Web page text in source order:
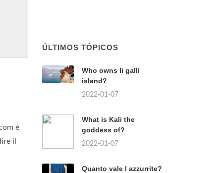
è
il
ÚLTIMOS TÓPICOS
Who owns li galli
island?
2022-01-07
What is Kali the
goddess of?
2022-01-07
Quanto vale l azzurrite?